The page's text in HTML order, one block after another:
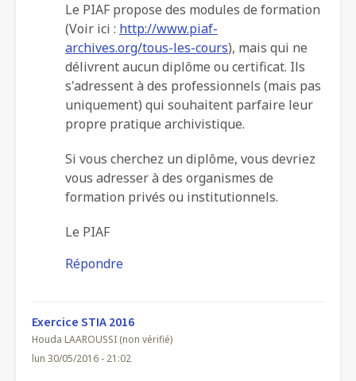
à
Formation
distance
Londres
par
Jeanne
(non
vérifié)
Le PIAF propose des modules de formation
(Voir ici : http://www.piaf-
archives.org/tous-les-cours), mais qui ne
délivrent aucun diplôme ou certificat. Ils
s'adressent à des professionnels (mais pas
uniquement) qui souhaitent parfaire leur
propre pratique archivistique.
Si vous cherchez un diplôme, vous devriez
vous adresser à des organismes de
formation privés ou institutionnels.
Le PIAF
Répondre
Exercice STIA 2016
Houda LAAROUSSI (non vérifié)
lun 30/05/2016 - 21:02